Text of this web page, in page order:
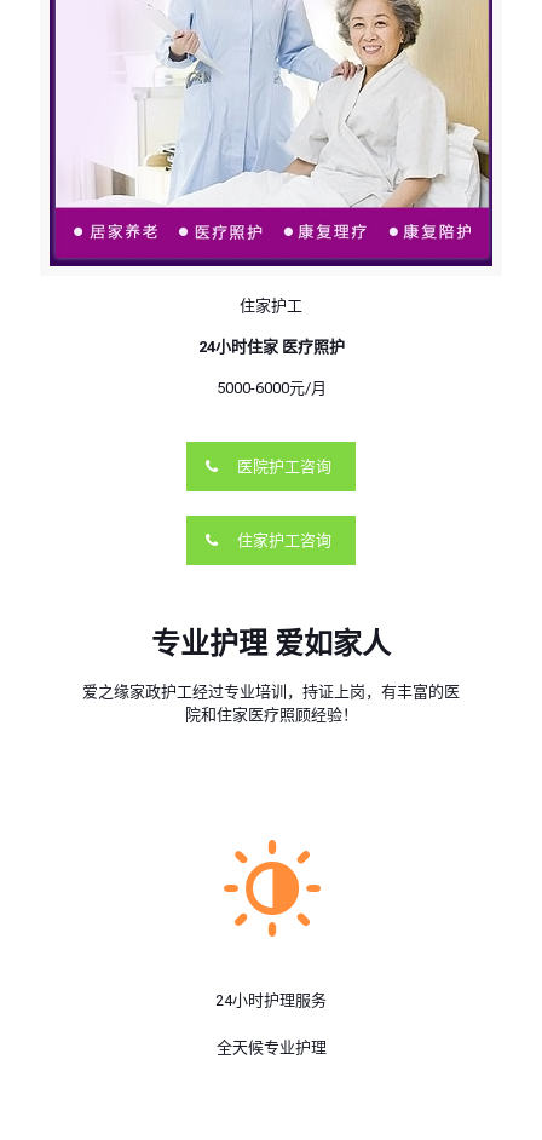
住家护工
24小时住家 医疗照护
5000-6000元/月
医院护工咨询
住家护工咨询
专业护理 爱如家人
爱之缘家政护工经过专业培训，持证上岗，有丰富的医
院和住家医疗照顾经验！
24小时护理服务
全天候专业护理